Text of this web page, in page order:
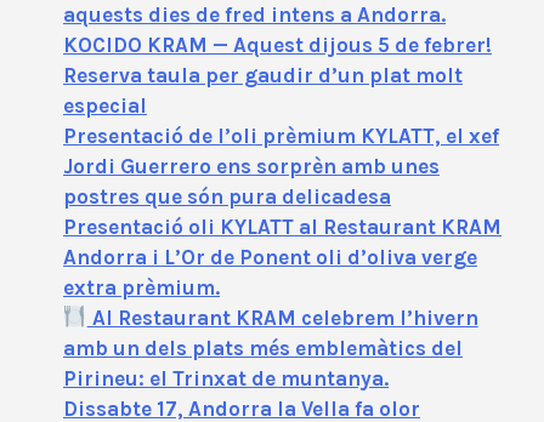
aquests dies de fred intens a Andorra.
KOCIDO KRAM — Aquest dijous 5 de febrer!
Reserva taula per gaudir d’un plat molt
especial
Presentació de l’oli prèmium KYLATT, el xef
Jordi Guerrero ens sorprèn amb unes
postres que són pura delicadesa
Presentació oli KYLATT al Restaurant KRAM
Andorra i L’Or de Ponent oli d’oliva verge
extra prèmium.
Al Restaurant KRAM celebrem l’hivern
amb un dels plats més emblemàtics del
Pirineu: el Trinxat de muntanya.
Dissabte 17, Andorra la Vella fa olor